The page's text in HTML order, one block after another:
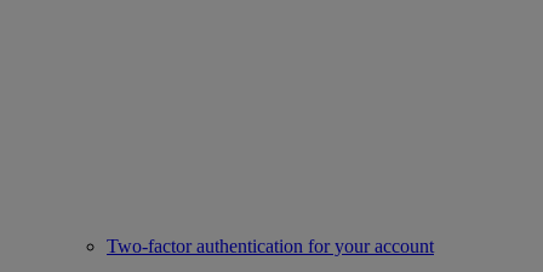
Two-factor authentication for your account